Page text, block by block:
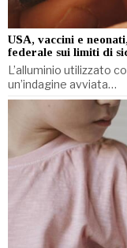
USA, vaccini e
federale sui limiti di
L’alluminio utilizzato
un’indagine avviata…